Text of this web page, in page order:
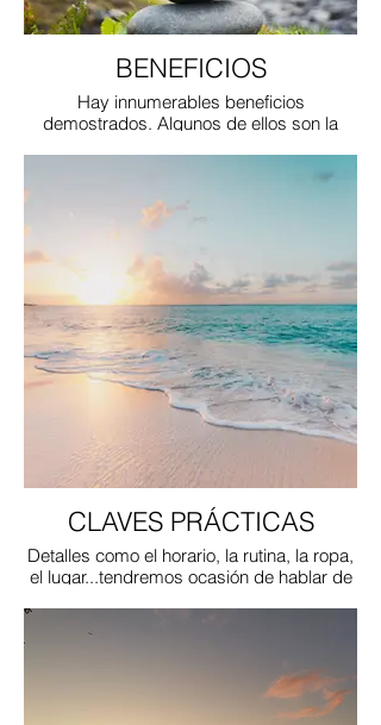
BENEFICIOS
Hay innumerables beneficios
demostrados. Algunos de ellos son la
CLAVES PRÁCTICAS
Detalles como el horario, la rutina, la ropa,
el lugar...tendremos ocasión de hablar de